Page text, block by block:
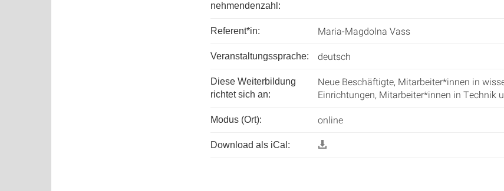
nehmenden­zahl:
Referent*in: Maria-Magdolna Vass
Veranstaltungssprache: deutsch
Diese Weiterbildung
richtet sich an:
Neue Beschäftigte, Mitarbeiter*innen in
Einrichtungen, Mitarbeiter*innen in Technik
Modus (Ort): online
Download als iCal: